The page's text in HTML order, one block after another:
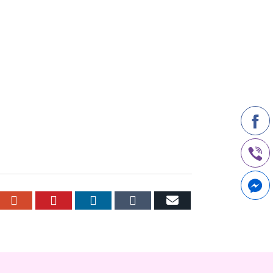
Google+PinterestLinkedInTumblrEmail